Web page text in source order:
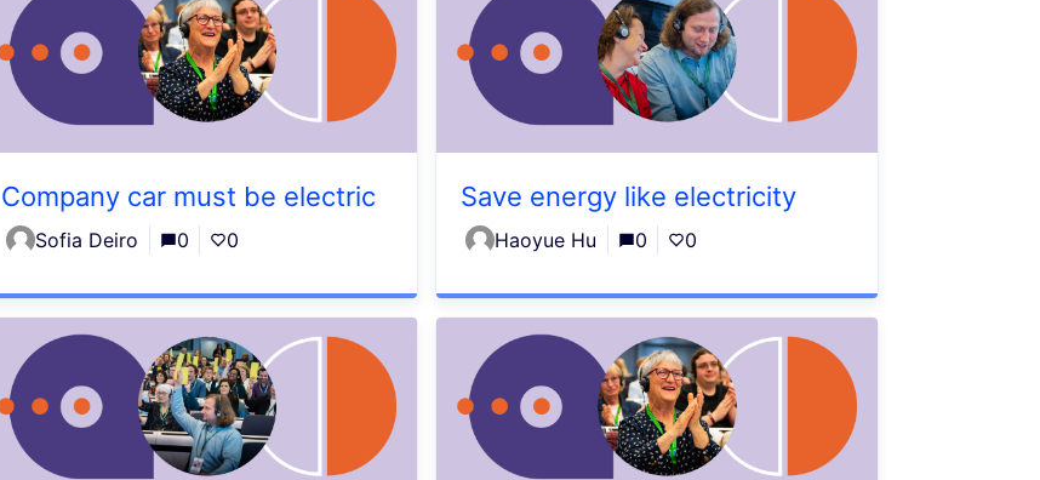
Company car must be electric
Sofia Deiro 0 0
Save energy like electricity
Haoyue Hu 0 0